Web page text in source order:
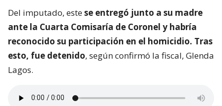
Del imputado, estese entregó junto a su madre
ante la Cuarta Comisaría de Coronel y habría
reconocido su participación en el homicidio. Tras
esto, fue detenido, según confirmó la fiscal, Glenda
Lagos.